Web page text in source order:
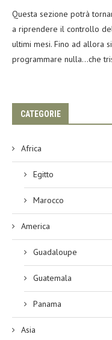
Questa sezione potrà
a riprendere il controllo
ultimi mesi. Fino ad allora
programmare nulla…che
CATEGORIE
Africa
Egitto
Marocco
America
Guadaloupe
Guatemala
Panama
Asia